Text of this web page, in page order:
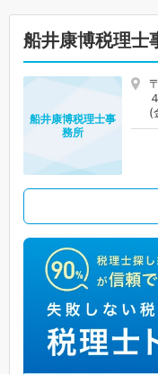
船井康博税理士
(
船井康博税理士事
務所